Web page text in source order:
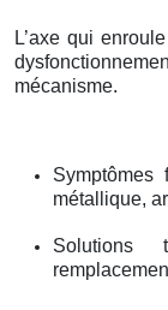
L’axe qui
mécanisme.
Symptômes
métallique,
Solutions